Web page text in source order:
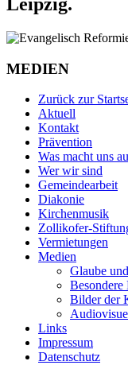
MEDIEN
Zurück zur
Aktuell
Kontakt
Prävention
Was macht uns
Wer wir sind
Gemeindearbeit
Diakonie
Kirchenmusik
Zollikofer-
Vermietungen
Medien
Glaube
Besondere
Bilder der
Links
Impressum
Datenschutz